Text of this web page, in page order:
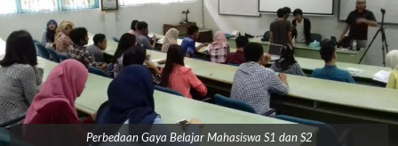
Perbedaan Gaya Belajar Mahasiswa S1 dan S2